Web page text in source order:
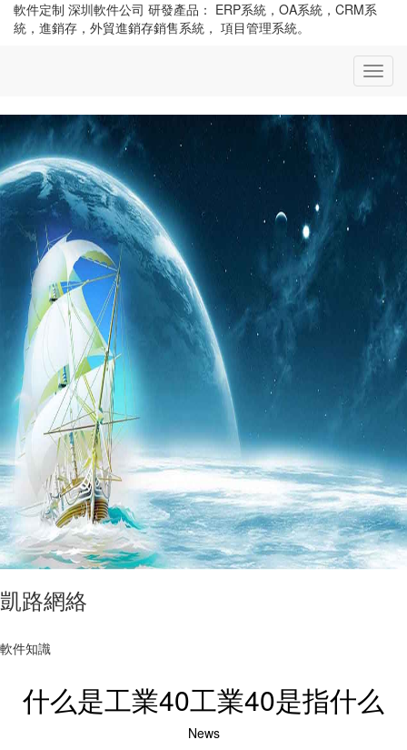
軟件定制 深圳軟件公司 研發產品： ERP系統，OA系統，CRM系
統，進銷存，外貿進銷存銷售系統， 項目管理系統。
凱路網絡
軟件知識
什么是工業40工業40是指什么
News